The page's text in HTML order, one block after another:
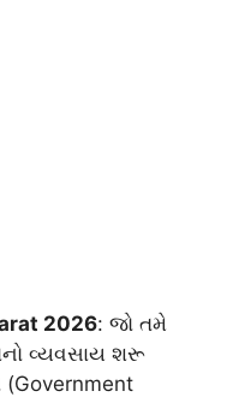
2026: જો તમે
વ્યવસાય શરૂ
(Government